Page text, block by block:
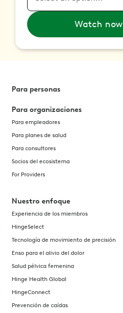
Watch now
Para personas
Para organizaciones
Para empleadores
Para planes de salud
Para consultores
Socios del ecosistema
For Providers
Nuestro enfoque
Experiencia de los miembros
HingeSelect
Tecnología de movimiento de precisión
Enso para el alivio del dolor
Salud pélvica femenina
Hinge Health Global
HingeConnect
Prevención de caídas